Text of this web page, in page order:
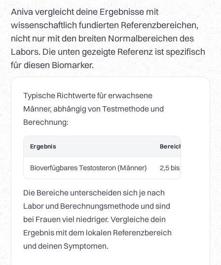
Aniva vergleicht deine Ergebnisse mit
wissenschaftlich fundierten Referenzbereichen,
nicht nur mit den breiten Normalbereichen des
Labors. Die unten gezeigte Referenz ist spezifisch
für diesen Biomarker.
Typische Richtwerte für erwachsene
Männer, abhängig von Testmethode und
Berechnung:
Ergebnis Bereich
Bioverfügbares Testosteron (Männer) 2,5 bis 11 nmol/L
Die Bereiche unterscheiden sich je nach
Labor und Berechnungsmethode und sind
bei Frauen viel niedriger. Vergleiche dein
Ergebnis mit dem lokalen Referenzbereich
und deinen Symptomen.